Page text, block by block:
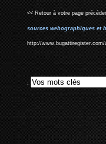
<< Retour à votre page
sources webographiques et
http://www.bugattiregister.com/
: